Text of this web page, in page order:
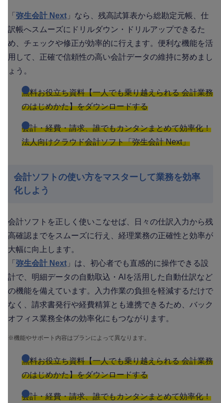
「 弥生会計 Next 」なら、残高試算表から総勘定元帳、仕
訳帳へスムーズにドリルダウン・ドリルアップできるた
め、チェックや修正が効率的に行えます。便利な機能を活
用して、正確で信頼性の高い会計データの維持に努めまし
ょう。
無料お役立ち資料【一人でも乗り越えられる 会計業務
のはじめかた】をダウンロードする
会計・経費・請求、誰でもカンタンまとめて効率化！
法人向けクラウド会計ソフト「弥生会計 Next」
会計ソフトの使い方をマスターして業務を効率
化しよう
会計ソフトを正しく使いこなせば、日々の仕訳入力から残
高確認までをスムーズに行え、経理業務の正確性と効率が
大幅に向上します。
「 弥生会計 Next 」は、初心者でも直感的に操作できる設
計で、明細データの自動取込・AIを活用した自動仕訳など
の機能を備えています。入力作業の負担を軽減するだけで
なく、請求書発行や経費精算とも連携できるため、バック
オフィス業務全体の効率化にもつながります。
※機能やサポート内容はプランによって異なります。
無料お役立ち資料【一人でも乗り越えられる 会計業務
のはじめかた】をダウンロードする
会計・経費・請求、誰でもカンタンまとめて効率化！